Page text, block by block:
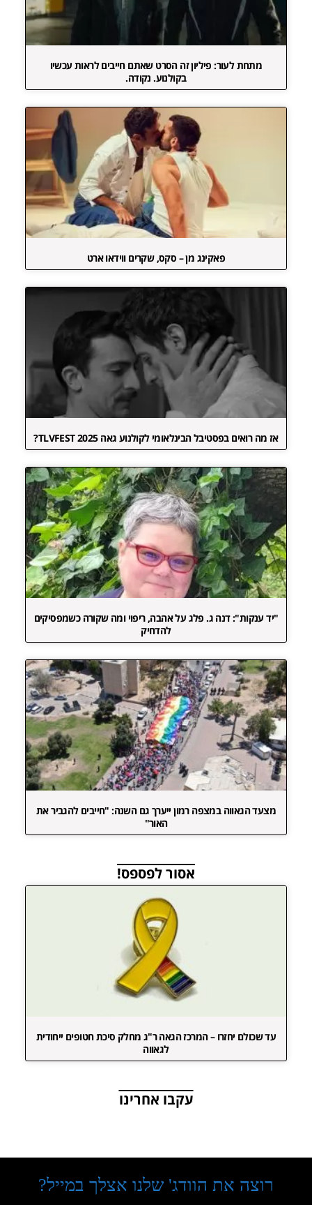
מתחת לעור: פיליון זה הסרט שאתם חייבים לראות עכשיו
בקולנוע. נקודה.
פאקינג מן – סקס, שקרים ווידאו ארט
אז מה רואים בפסטיבל הבינלאומי לקולנוע גאה TLVFEST 2025?
"יד ענקות": דנה ג. פלג על אהבה, ריפוי ומה שקורה כשמפסיקים
להדחיק
מצעד הגאווה במצפה רמון ייערך גם השנה: "חייבים להגביר את
האור"
אסור לפספס!
עד שכולם יחזרו – המרכז הגאה ר"ג מחלק סיכת חטופים ייחודית
לגאווה
עקבו אחרינו